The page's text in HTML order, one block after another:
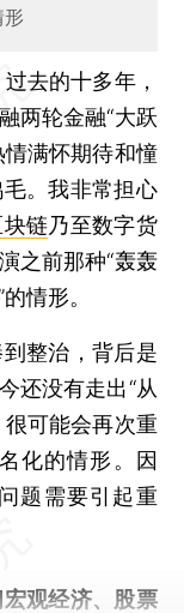
过去的十多年，
两轮金融“大跃
情满怀期待和憧
。我非常担心
块链乃至数字货
之前那种“轰轰
情形。
整治，背后是
还没有走出“从
可能会再次重
化的情形。因
题需要引起重
宏观经济、股票